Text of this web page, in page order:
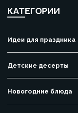
КАТЕГОРИИ
Идеи для праздника
Детские десерты
Новогодние блюда